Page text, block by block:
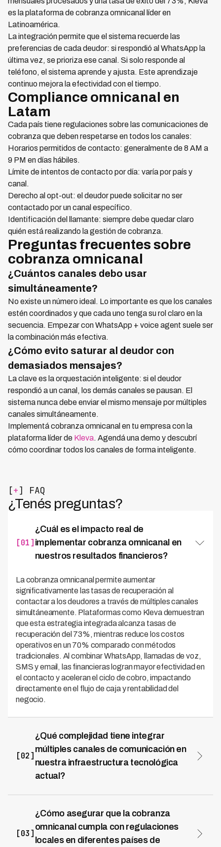
es la plataforma de cobranza omnicanal líder en
Latinoamérica.
La integración permite que el sistema recuerde las
preferencias de cada deudor: si respondió al WhatsApp la
última vez, se prioriza ese canal. Si solo responde al
teléfono, el sistema aprende y ajusta. Este aprendizaje
continuo mejora la efectividad con el tiempo.
Compliance omnicanal en
Latam
Cada país tiene regulaciones sobre las comunicaciones de
cobranza que deben respetarse en todos los canales:
Horarios permitidos de contacto: generalmente de 8 AM a
9 PM en días hábiles.
Límite de intentos de contacto por día: varía por país y
canal.
Derecho al opt-out: el deudor puede solicitar no ser
contactado por un canal específico.
Identificación del llamante: siempre debe quedar claro
quién está realizando la gestión de cobranza.
Preguntas frecuentes sobre
cobranza omnicanal
¿Cuántos canales debo usar
simultáneamente?
No existe un número ideal. Lo importante es que los canales
estén coordinados y que cada uno tenga su rol claro en la
secuencia. Empezar con WhatsApp + voice agent suele ser
la combinación más efectiva.
¿Cómo evito saturar al deudor con
demasiados mensajes?
La clave es la orquestación inteligente: si el deudor
respondió a un canal, los demás canales se pausan. El
sistema nunca debe enviar el mismo mensaje por múltiples
canales simultáneamente.
Implementá cobranza omnicanal en tu empresa con la
plataforma líder de Kleva. Agendá una demo y descubrí
cómo coordinar todos los canales de forma inteligente.
[+] FAQ
¿Tenés preguntas?
[01]
¿Cuál es el impacto real de
implementar cobranza omnicanal en
nuestros resultados financieros?
La cobranza omnicanal permite aumentar
significativamente las tasas de recuperación al
contactar a los deudores a través de múltiples canales
simultáneamente. Plataformas como Kleva demuestran
que esta estrategia integrada alcanza tasas de
recuperación del 73%, mientras reduce los costos
operativos en un 70% comparado con métodos
tradicionales. Al combinar WhatsApp, llamadas de voz,
SMS y email, las financieras logran mayor efectividad en
el contacto y aceleran el ciclo de cobro, impactando
directamente en el flujo de caja y rentabilidad del
negocio.
[02]
¿Qué complejidad tiene integrar
múltiples canales de comunicación en
nuestra infraestructura tecnológica
actual?
IA. Kleva, que opera en 7 países de Latinoamérica,
simplifica este proceso al centralizar WhatsApp,
llamadas de voz, SMS y email en una única plataforma,
eliminando la necesidad de mantener múltiples sistemas
[03]
¿Cómo asegurar que la cobranza
omnicanal cumpla con regulaciones
locales en diferentes países de